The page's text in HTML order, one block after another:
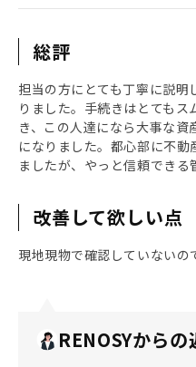
総評
担当の方にとても丁寧に説明
りました。手続きはとても
き、この人達になら大事な資
になりました。都心部に不
ましたが、やっと信頼できる
改善して欲しい点
現地現物で確認していないの
RENOSYからの